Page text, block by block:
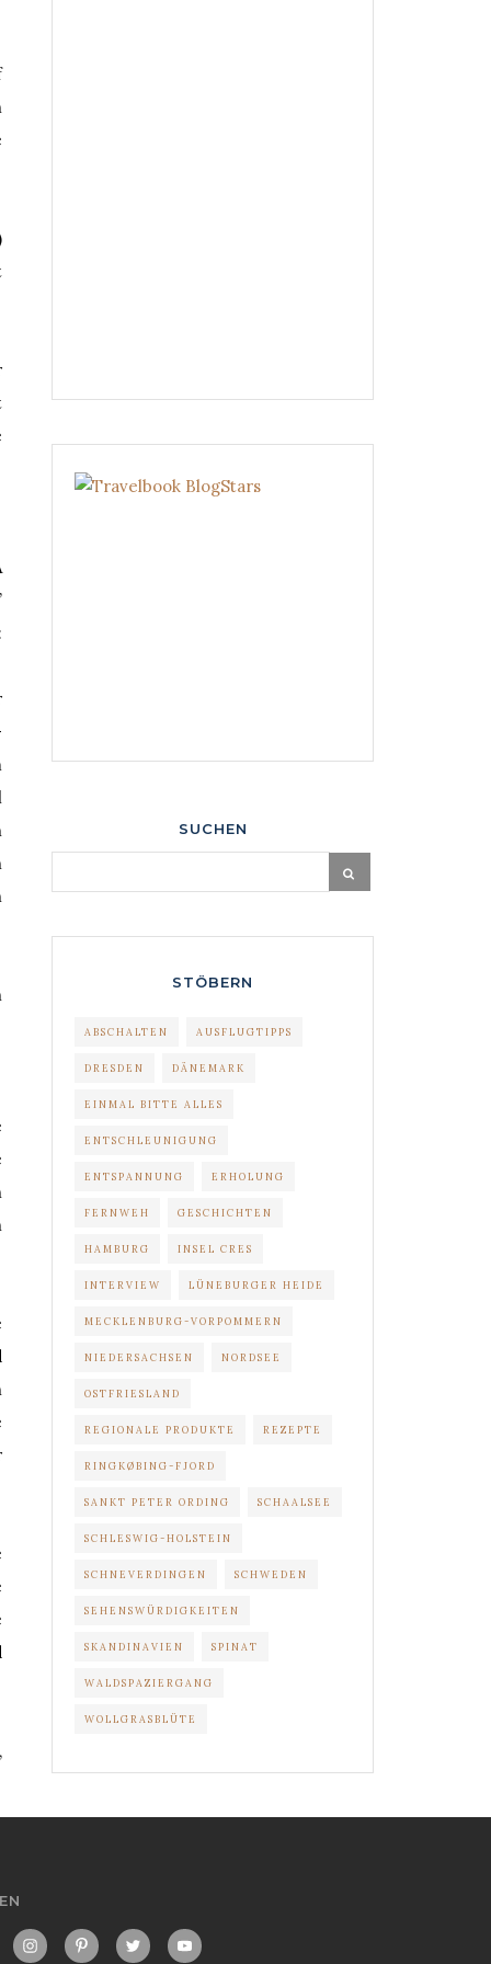
SUCHEN
STÖBERN
ABSCHALTEN AUSFLUGTIPPS
DRESDEN DÄNEMARK
EINMAL BITTE ALLES
ENTSCHLEUNIGUNG
ENTSPANNUNG ERHOLUNG
FERNWEH GESCHICHTEN
HAMBURG INSEL CRES
INTERVIEW LÜNEBURGER HEIDE
MECKLENBURG-VORPOMMERN
NIEDERSACHSEN NORDSEE
OSTFRIESLAND
REGIONALE PRODUKTE REZEPTE
RINGKØBING-FJORD
SANKT PETER ORDING SCHAALSEE
SCHLESWIG-HOLSTEIN
SCHNEVERDINGEN SCHWEDEN
SEHENSWÜRDIGKEITEN
SKANDINAVIEN SPINAT
WALDSPAZIERGANG
WOLLGRASBLÜTE